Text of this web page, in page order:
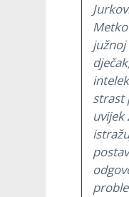
južnoj
strast
uvijek